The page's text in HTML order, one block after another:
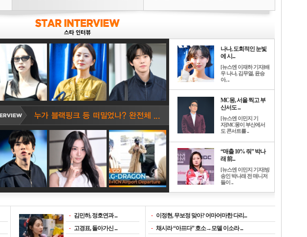
나나, 도회적인 눈빛
에 시...
[뉴스엔 이재하 기자]배
우 나나, 김무열, 윤승
아, ..
MC몽, 서울 찍고 부
산서도 ...
[뉴스엔 이민지 기
자]MC몽이 부산에서
도 콘서트를 ..
“매출 10% 줘” 박나
래 前...
[뉴스엔 이민지 기자]방
송인 박나래 전 매니저
들이 ..
- 김민하, 정호연과 ...
- 고경표, 돌아가신 ...
- 이정현, 무보정 맞아? 어마어마한 다리...
- 채시라 “아프다” 호소→모델 이소라 ...